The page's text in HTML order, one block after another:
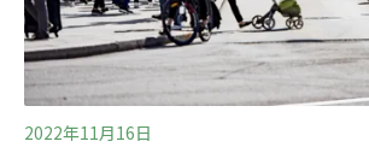
2022年11月16日